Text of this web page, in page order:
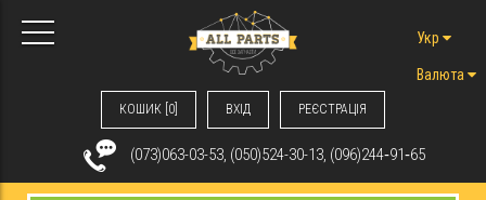
КОШИК [0] ВХIД РЕЄСТРАЦІЯ
Укр
Валюта
(073)063-03-53, (050)524-30-13, (096)244‑91‑65